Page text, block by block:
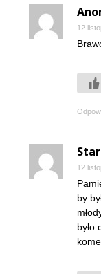
12
12
by
było